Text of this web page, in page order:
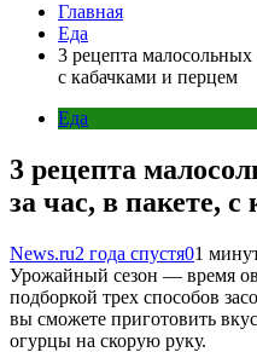
Главная
Еда
3 рецепта малосольных
с кабачками и перцем
Еда
3 рецепта
за час, в пакете,
News.ru2 года спустя01
Урожайный сезон — время
подборкой трех способов
вы сможете приготовить
огурцы на скорую руку.